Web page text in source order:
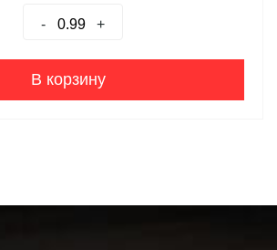
- +
В корзину